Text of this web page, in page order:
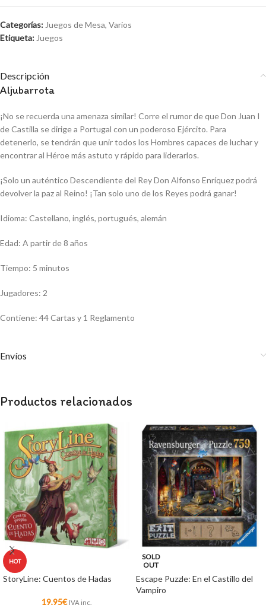
Categorías: Juegos de Mesa, Varios
Etiqueta: Juegos
Descripción
Aljubarrota
¡No se recuerda una amenaza similar! Corre el rumor de que Don Juan I
de Castilla se dirige a Portugal con un poderoso Ejército. Para
detenerlo, se tendrán que unir todos los Hombres capaces de luchar y
encontrar al Héroe más astuto y rápido para liderarlos.
¡Solo un auténtico Descendiente del Rey Don Alfonso Enríquez podrá
devolver la paz al Reino! ¡Tan solo uno de los Reyes podrá ganar!
Idioma: Castellano, inglés, portugués, alemán
Edad: A partir de 8 años
Tiempo: 5 minutos
Jugadores: 2
Contiene: 44 Cartas y 1 Reglamento
Envíos
Productos relacionados
HOT
StoryLine: Cuentos de Hadas
19,95€ IVA inc.
SOLD
OUT
Escape Puzzle: En el Castillo del
Vampiro